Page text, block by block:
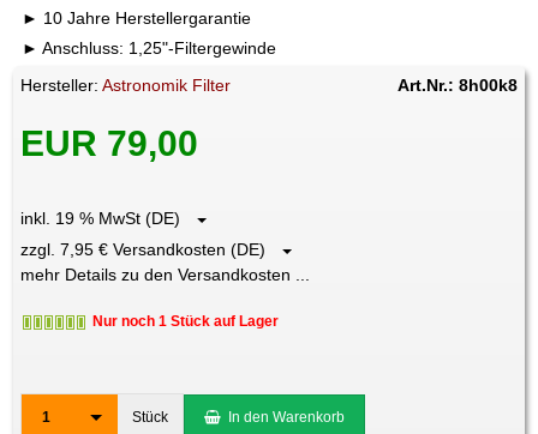
10 Jahre Herstellergarantie
Anschluss: 1,25"-Filtergewinde
Hersteller:Astronomik Filter Art.Nr.: 8h00k8
EUR 79,00
inkl. 19 % MwSt (DE)
zzgl. 7,95 € Versandkosten (DE)
mehr Details zu den Versandkosten ...
Nur noch 1 Stück auf Lager
1 Stück In den Warenkorb